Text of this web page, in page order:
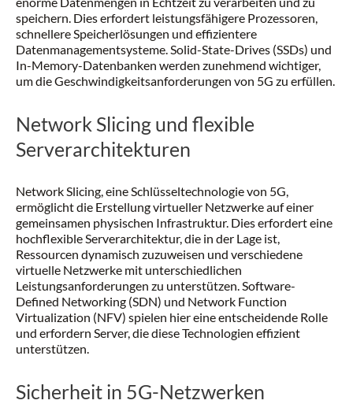
speichern. Dies erfordert leistungsfähigere Prozessoren,
schnellere Speicherlösungen und effizientere
Datenmanagementsysteme. Solid-State-Drives (SSDs) und
In-Memory-Datenbanken werden zunehmend wichtiger,
um die Geschwindigkeitsanforderungen von 5G zu erfüllen.
Network Slicing und flexible
Serverarchitekturen
Network Slicing, eine Schlüsseltechnologie von 5G,
ermöglicht die Erstellung virtueller Netzwerke auf einer
gemeinsamen physischen Infrastruktur. Dies erfordert eine
hochflexible Serverarchitektur, die in der Lage ist,
Ressourcen dynamisch zuzuweisen und verschiedene
virtuelle Netzwerke mit unterschiedlichen
Leistungsanforderungen zu unterstützen. Software-
Defined Networking (SDN) und Network Function
Virtualization (NFV) spielen hier eine entscheidende Rolle
und erfordern Server, die diese Technologien effizient
unterstützen.
Sicherheit in 5G-Netzwerken